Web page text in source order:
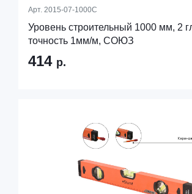
Арт. 2015-07-1000С
Уровень строительный 1000 мм, 2
точность 1мм/м, СОЮЗ
414 р.